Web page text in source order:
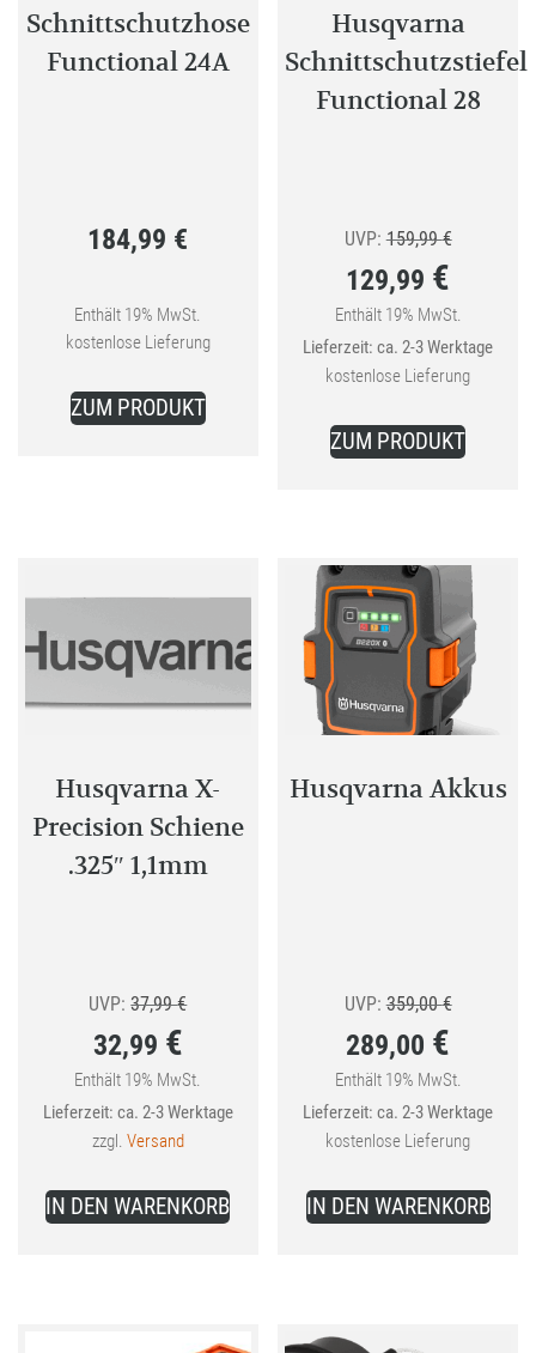
gewählt
werden
gewählt
werden
Schnittschutzhose
Functional 24A
184,99 €
Enthält 19% MwSt.
kostenlose Lieferung
ZUM PRODUKTProdukt
können
gewählt
werden
Husqvarna
Schnittschutzstiefel
Functional 28
UVP: 159,99€
war:
159,99 €
129,99 €
Aktueller
Preis
129,99 €.
Enthält 19% MwSt.
Lieferzeit: ca. 2-3 Werktage
kostenlose Lieferung
ZUM PRODUKTProdukt
auf.
Die
können
Husqvarna X-
Precision Schiene
.325″ 1,1mm
UVP: 37,99€Ursprünglicher
war:
37,99 €
32,99 €
Aktueller
Preis
32,99 €.
Enthält 19% MwSt.
Lieferzeit: ca. 2-3 Werktage
zzgl. Versand
IN DEN WARENKORB
Husqvarna Akkus
UVP: 359,00€
war:
359,00 €
289,00 €
Aktueller
Preis
289,00 €.
Enthält 19% MwSt.
Lieferzeit: ca. 2-3 Werktage
kostenlose Lieferung
IN DEN WARENKORB